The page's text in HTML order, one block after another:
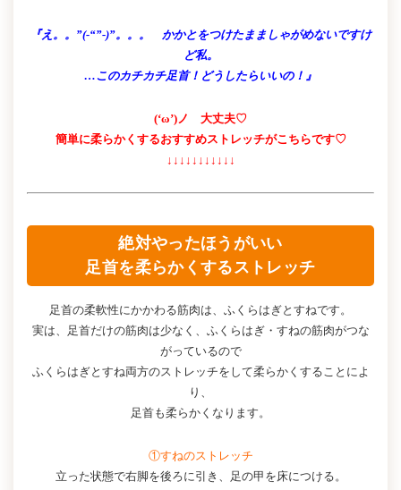
『え。。”(-“”-)”。。。 かかとをつけたまましゃがめないですけ
ど私。
…このカチカチ足首！どうしたらいいの！』
(‘ω’)ノ 大丈夫♡
簡単に柔らかくするおすすめストレッチがこちらです♡
↓↓↓↓↓↓↓↓↓↓↓
絶対やったほうがいい
足首を柔らかくするストレッチ
足首の柔軟性にかかわる筋肉は、ふくらはぎとすねです。
実は、足首だけの筋肉は少なく、ふくらはぎ・すねの筋肉がつな
がっているので
ふくらはぎとすね両方のストレッチをして柔らかくすることによ
り、
足首も柔らかくなります。
①すねのストレッチ
立った状態で右脚を後ろに引き、足の甲を床につける。